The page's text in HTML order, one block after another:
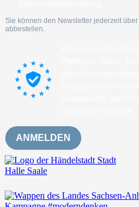
Sie können den Newsletter jederzeit
abbestellen.
ANMELDEN